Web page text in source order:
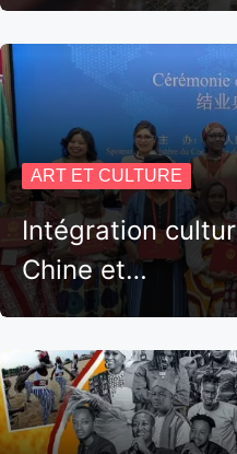
ART ET CULTURE
Intégration
Chine et…